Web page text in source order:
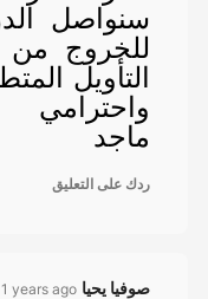
سنواصل
للخروج من
التأويل
واحترامي
ماجد
ردك على التعليق
صوفيا يحيا years ago